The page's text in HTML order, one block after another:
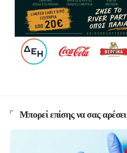
Μπορεί επίσης να σας αρέσει